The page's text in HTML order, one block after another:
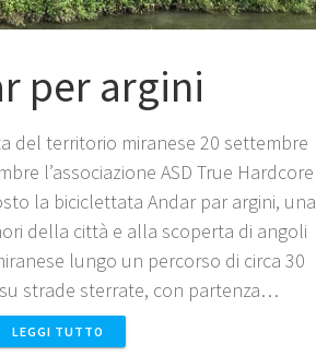
per argini
del territorio miranese 20 settembre
l’associazione ASD True Hardcore
la biciclettata Andar par argini, una
della città e alla scoperta di angoli
lungo un percorso di circa 30
strade sterrate, con partenza…
LEGGI TUTTO